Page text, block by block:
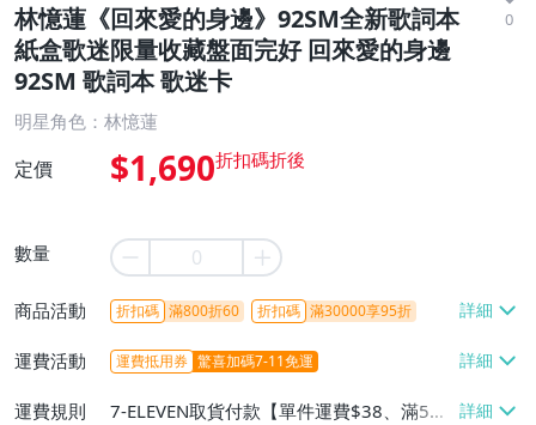
林憶蓮《回來愛的身邊》92SM全新歌詞本
紙盒歌迷限量收藏盤面完好 回來愛的身邊
92SM 歌詞本 歌迷卡
0
明星角色：林憶蓮
定價 $1,690
數量
商品活動 折扣碼 滿800折60 折扣碼 滿30000享95折
運費活動 運費抵用券 驚喜加碼7-11免運
運費規則
7-ELEVEN取貨付款【單件運費$38、滿5件